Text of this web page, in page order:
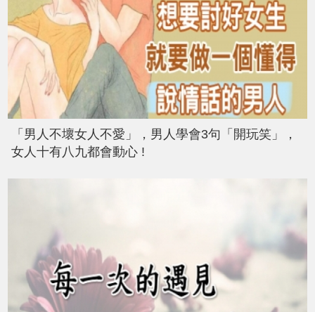
「男人不壞女人不愛」，男人學會3句「開玩笑」，
女人十有八九都會動心 !